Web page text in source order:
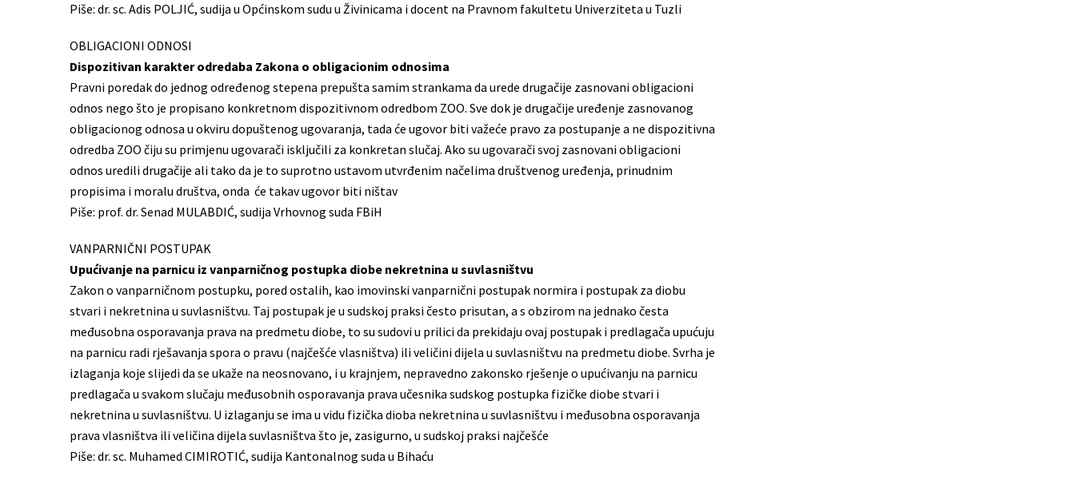
Piše: dr. sc. Adis POLJIĆ, sudija u Općinskom sudu u Živinicama i docent na Pravnom fakultetu Univerziteta u Tuzli
OBLIGACIONI ODNOSI
Dispozitivan karakter odredaba Zakona o obligacionim odnosima
Pravni poredak do jednog određenog stepena prepušta samim strankama da urede drugačije zasnovani obligacioni
odnos nego što je propisano konkretnom dispozitivnom odredbom ZOO. Sve dok je drugačije uređenje zasnovanog
obligacionog odnosa u okviru dopuštenog ugovaranja, tada će ugovor biti važeće pravo za postupanje a ne dispozitivna
odredba ZOO čiju su primjenu ugovarači isključili za konkretan slučaj. Ako su ugovarači svoj zasnovani obligacioni
odnos uredili drugačije ali tako da je to suprotno ustavom utvrđenim načelima društvenog uređenja, prinudnim
propisima i moralu društva, onda će takav ugovor biti ništav
Piše: prof. dr. Senad MULABDIĆ, sudija Vrhovnog suda FBiH
VANPARNIČNI POSTUPAK
Upućivanje na parnicu iz vanparničnog postupka diobe nekretnina u suvlasništvu
Zakon o vanparničnom postupku, pored ostalih, kao imovinski vanparnični postupak normira i postupak za diobu
stvari i nekretnina u suvlasništvu. Taj postupak je u sudskoj praksi često prisutan, a s obzirom na jednako česta
međusobna osporavanja prava na predmetu diobe, to su sudovi u prilici da prekidaju ovaj postupak i predlagača upućuju
na parnicu radi rješavanja spora o pravu (najčešće vlasništva) ili veličini dijela u suvlasništvu na predmetu diobe. Svrha je
izlaganja koje slijedi da se ukaže na neosnovano, i u krajnjem, nepravedno zakonsko rješenje o upućivanju na parnicu
predlagača u svakom slučaju međusobnih osporavanja prava učesnika sudskog postupka fizičke diobe stvari i
nekretnina u suvlasništvu. U izlaganju se ima u vidu fizička dioba nekretnina u suvlasništvu i međusobna osporavanja
prava vlasništva ili veličina dijela suvlasništva što je, zasigurno, u sudskoj praksi najčešće
Piše: dr. sc. Muhamed CIMIROTIĆ, sudija Kantonalnog suda u Bihaću